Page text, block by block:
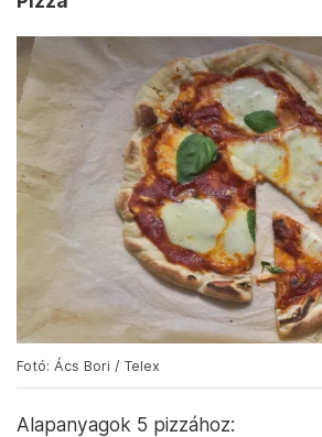
Fotó: Ács Bori / Telex
Alapanyagok 5 pizzához: